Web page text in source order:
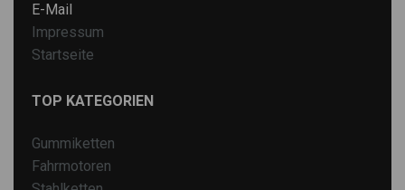
E-Mail
Impressum
Startseite
TOP KATEGORIEN
Gummiketten
Fahrmotoren